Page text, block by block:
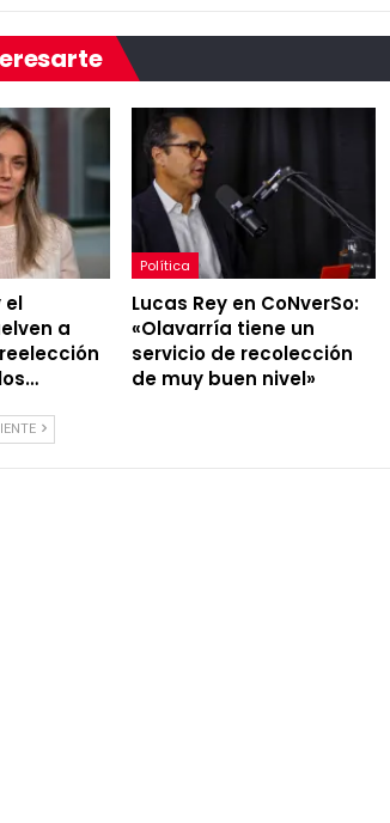
el
a
Política
Lucas Rey en CoNverSo:
«Olavarría tiene un
servicio de recolección
de muy buen nivel»